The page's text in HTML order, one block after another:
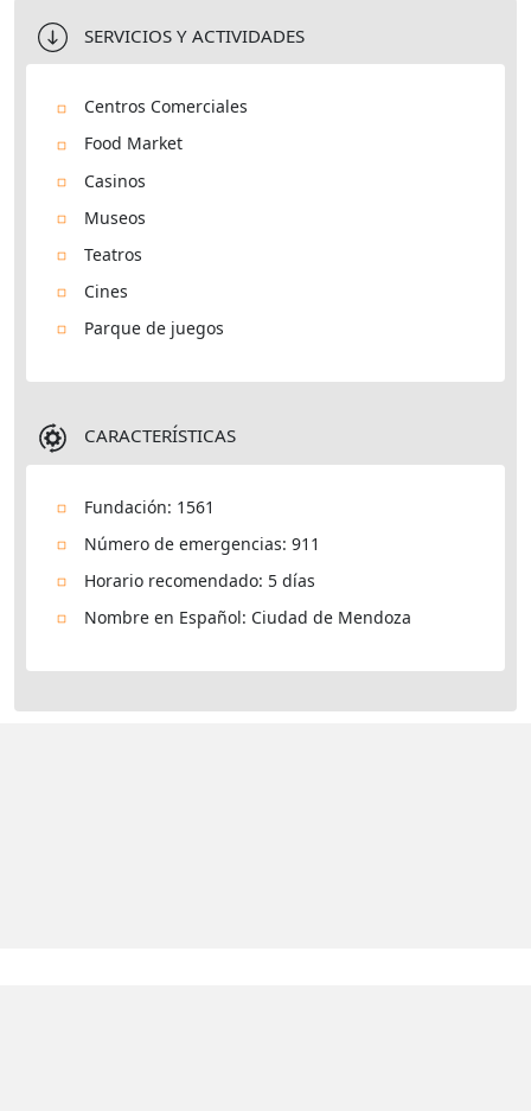
SERVICIOS Y ACTIVIDADES
Centros Comerciales
Food Market
Casinos
Museos
Teatros
Cines
Parque de juegos
CARACTERÍSTICAS
Fundación: 1561
Número de emergencias: 911
Horario recomendado: 5 días
Nombre en Español: Ciudad de Mendoza